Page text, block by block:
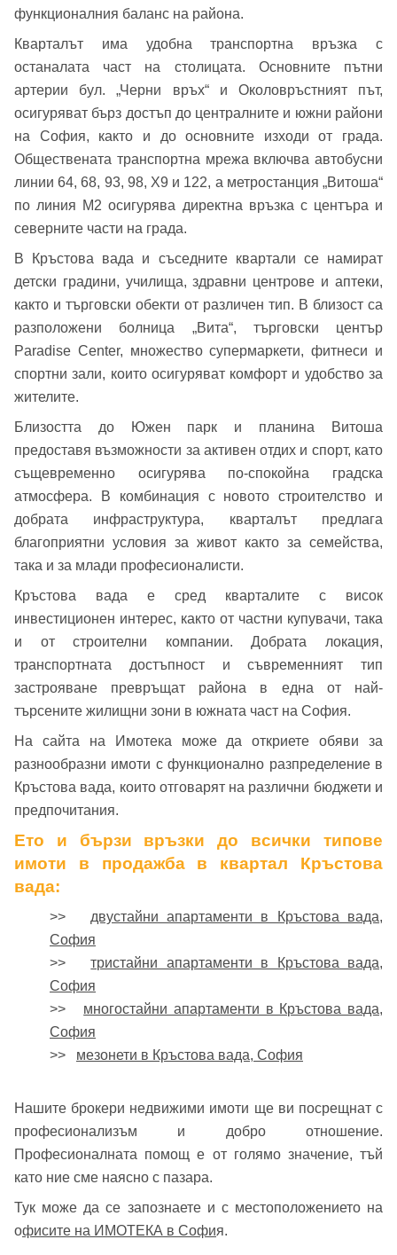
Добре дошъл!
Вход Регистрация
Имейл Адрес
Парола
Забравена парола?
или използвай профил
Вход с Google
функционалния баланс на района.
Кварталът има удобна транспортна връзка с
останалата част на столицата. Основните пътни
артерии бул. „Черни връх“ и Околовръстният път,
осигуряват бърз достъп до централните и южни райони
на София, както и до основните изходи от града.
Обществената транспортна мрежа включва автобусни
линии 64, 68, 93, 98, Х9 и 122, а метростанция „Витоша“
по линия М2 осигурява директна връзка с центъра и
северните части на града.
В Кръстова вада и съседните квартали се намират
детски градини, училища, здравни центрове и аптеки,
както и търговски обекти от различен тип. В близост са
разположени болница „Вита“, търговски център
Paradise Center, множество супермаркети, фитнеси и
спортни зали, които осигуряват комфорт и удобство за
жителите.
Близостта до Южен парк и планина Витоша
предоставя възможности за активен отдих и спорт, като
същевременно осигурява по-спокойна градска
атмосфера. В комбинация с новото строителство и
добрата инфраструктура, кварталът предлага
благоприятни условия за живот както за семейства,
така и за млади професионалисти.
Кръстова вада е сред кварталите с висок
инвестиционен интерес, както от частни купувачи, така
и от строителни компании. Добрата локация,
транспортната достъпност и съвременният тип
застрояване превръщат района в една от най-
търсените жилищни зони в южната част на София.
На сайта на Имотека може да откриете обяви за
разнообразни имоти с функционално разпределение в
Кръстова вада, които отговарят на различни бюджети и
предпочитания.
Ето и бързи връзки до всички типове
имоти в продажба в квартал Кръстова
вада:
>> двустайни апартаменти в Кръстова вада,
София
>>тристайни апартаменти в Кръстова вада,
София
>> многостайни апартаменти в Кръстова вада,
София
>> мезонети в Кръстова вада, София
Нашите брокери недвижими имоти ще ви посрещнат с
професионализъм и добро отношение.
Професионалната помощ е от голямо значение, тъй
като ние сме наясно с пазара.
Тук може да се запознаете и с местоположението на
офисите на ИМОТЕКА в София.
Име*
Имейл адрес*
Телефон*
▼
Заяви оглед
Вашето запитване стигна до нас. Ще
се обадим възможно най-бързо.